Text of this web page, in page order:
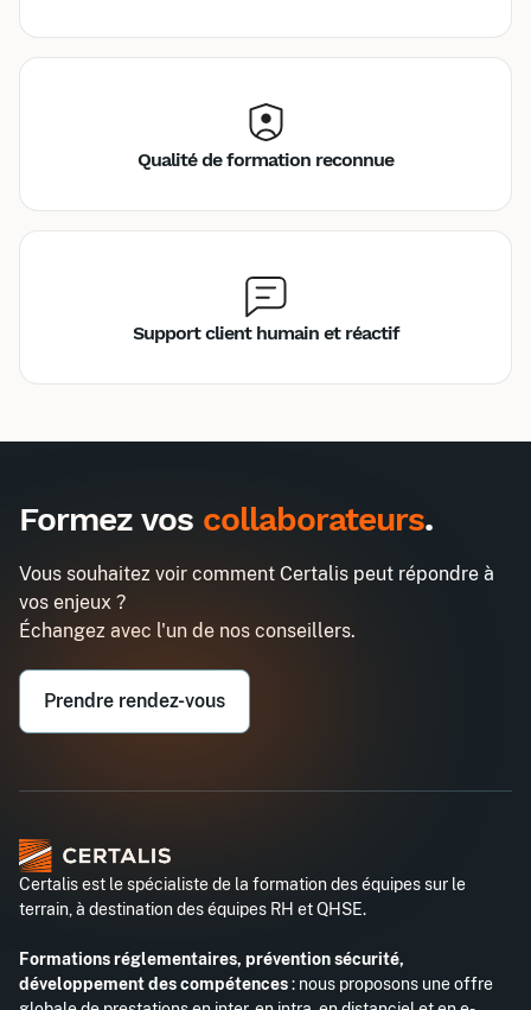
Qualité de formation reconnue
Support client humain et réactif
3h chrono pour valoriser son image
Entreprise*
Téléphone professionnel*
Formez vos collaborateurs.
Vous souhaitez voir comment Certalis peut répondre à
vos enjeux ?
Échangez avec l'un de nos conseillers.
Prendre rendez-vous
Certalis est le spécialiste de la formation des équipes sur le
terrain, à destination des équipes RH et QHSE.
Formations réglementaires, prévention sécurité,
développement des compétences: nous proposons une offre